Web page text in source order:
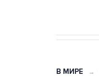
В МИРЕ →